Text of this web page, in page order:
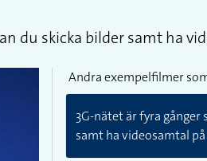
du skicka bilder samt ha
Andra exempelfilmer
3G-nätet är fyra gånger
samt ha videosamtal